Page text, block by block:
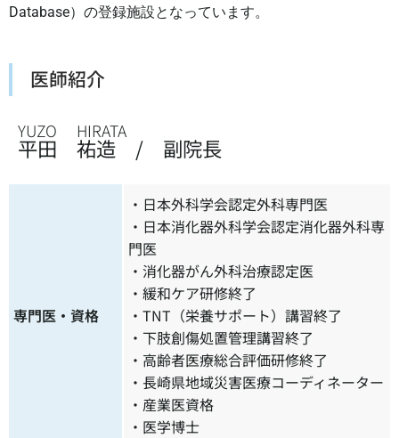
Database）の登録施設となっています。
医師紹介
YUZO HIRATA
平田 祐造 / 副院長
専門医・資格
・日本外科学会認定外科専門医
・日本消化器外科学会認定消化器外科専
門医
・消化器がん外科治療認定医
・緩和ケア研修終了
・TNT（栄養サポート）講習終了
・下肢創傷処置管理講習終了
・高齢者医療総合評価研修終了
・長崎県地域災害医療コーディネーター
・産業医資格
・医学博士